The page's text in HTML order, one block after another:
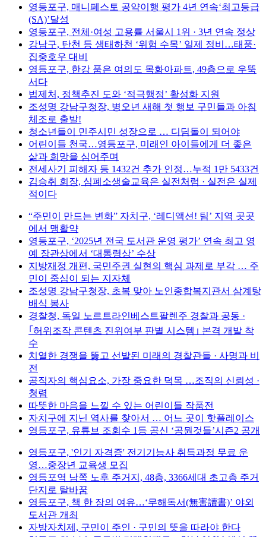
영등포구, 매니페스토 공약이행 평가 4년 연속‘최고등급
(SA)’달성
영등포구, 전체·여성 고용률 서울시 1위 · 3년 연속 정상
강남구, 탄천 등 생태하천 ‘위험 수목’ 일제 정비…태풍·
집중호우 대비
영등포구, 한강 품은 여의도 목화아파트, 49층으로 우뚝
서다
법제처, 정책추진 도와 ‘적극행정’ 활성화 지원
조성명 강남구청장, 병오년 새해 첫 행보 구민들과 아침
체조로 출발!
청소년들이 민주시민 성장으로 … 디딤돌이 되어야
어린이들 천국…영등포구, 미래인 아이들에게 더 좋은
삶과 희망을 심어주며
전세사기 피해자 등 1432건 추가 인정…누적 1만 5433건
김승취 회장, 심폐소생술교육은 실전처럼 · 실전은 실제
적이다
“주민이 만드는 변화” 자치구, ‘레디액션! 팀’ 지역 곳곳
에서 맹활약
영등포구, ‘2025년 전국 도서관 운영 평가’ 연속 최고 영
예 장관상에서 ‘대통령상’ 수상
지방재정 개편, 국민주권 실현의 핵심 과제로 부각 … 주
민이 중심이 되는 지자체
조성명 강남구청장, 초복 맞아 노인종합복지관서 삼계탕
배식 봉사
경찰청, 독일 노르트라인베스트팔렌주 경찰과 공동 ·
｢허위조작 콘텐츠 진위여부 판별 시스템｣ 본격 개발 착
수
치열한 경쟁을 뚫고 선발된 미래의 경찰관들 · 사명과 비
전
공직자의 핵심요소, 가장 중요한 덕목 …조직의 신뢰성 ·
청렴
따뜻한 마음을 느낄 수 있는 어린이들 작품전
자치구에 지닌 역사를 찾아서 … 어느 곳이 핫플레이스
영등포구, 유튜브 조회수 1등 공신 ‘공뭔것들’시즌2 공개
영등포구, '인기 자격증' 전기기능사 취득과정 무료 운
영…중장년 교육생 모집
영등포역 남쪽 노후 주거지, 48층, 3366세대 초고층 주거
단지로 탈바꿈
영등포구, 책 한 장의 여유…‘무해독서(無害讀書)’ 야외
도서관 개최
자방자치제, 구민이 주인 · 구민의 뜻을 따라야 한다